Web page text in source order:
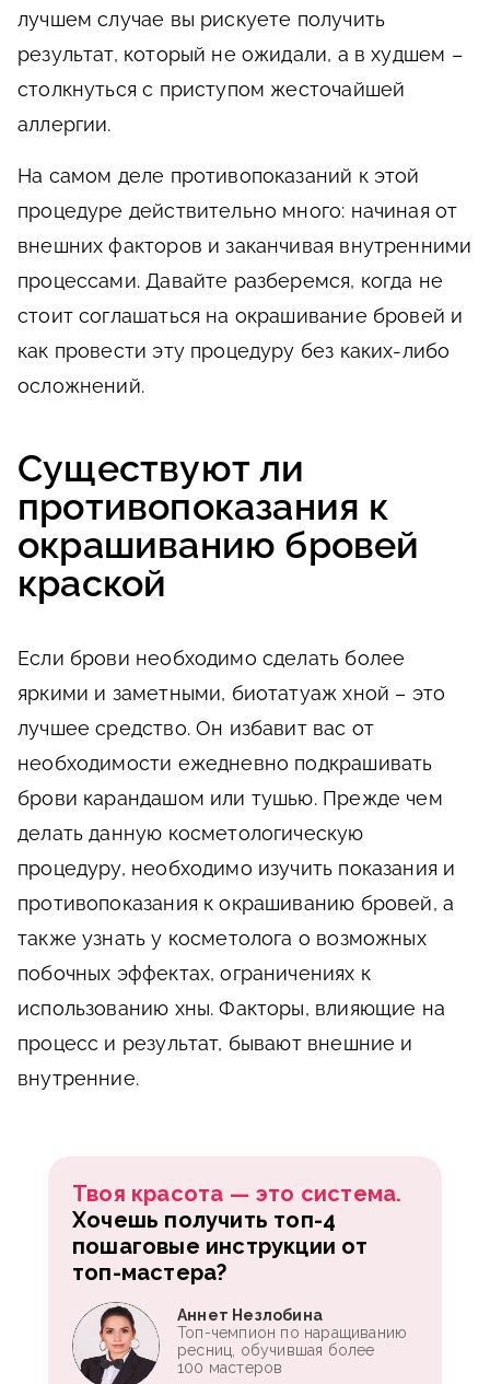
лучшем случае вы рискуете получить
результат, который не ожидали, а в худшем –
столкнуться с приступом жесточайшей
аллергии.
На самом деле противопоказаний к этой
процедуре действительно много: начиная от
внешних факторов и заканчивая внутренними
процессами. Давайте разберемся, когда не
стоит соглашаться на окрашивание бровей и
как провести эту процедуру без каких-либо
осложнений.
Существуют ли
противопоказания к
окрашиванию бровей
краской
Если брови необходимо сделать более
яркими и заметными, биотатуаж хной – это
лучшее средство. Он избавит вас от
необходимости ежедневно подкрашивать
брови карандашом или тушью. Прежде чем
делать данную косметологическую
процедуру, необходимо изучить показания и
противопоказания к окрашиванию бровей, а
также узнать у косметолога о возможных
побочных эффектах, ограничениях к
использованию хны. Факторы, влияющие на
процесс и результат, бывают внешние и
внутренние.
Твоя красота — это система.
Хочешь получить топ-4
пошаговые инструкции от
топ-мастера?
Аннет Незлобина
Топ-чемпион по наращиванию
ресниц, обучившая более
100 мастеров